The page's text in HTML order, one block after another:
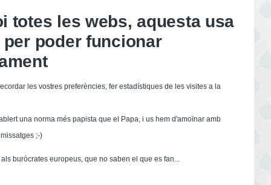
totes les webs, aquesta usa
per poder funcionar
les vostres preferències, fer estadístiques de les visites a la
una norma més papista que el Papa, i us hem d'amoïnar amb
;-)
buròcrates europeus, que no saben el que es fan...